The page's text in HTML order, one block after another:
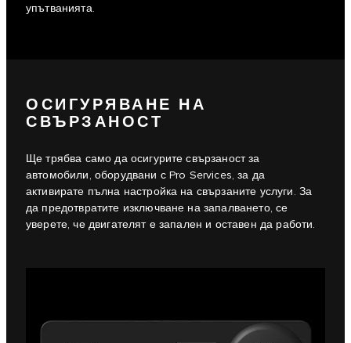
упътванията.
ОСИГУРЯВАНЕ НА
СВЪРЗАНОСТ
Ще трябва само да осигурите свързаност за
автомобили, оборудвани с Pro Services, за да
активирате пълна настройка на свързаните услуги. За
да предотвратите изключване на запалването, се
уверете, че двигателят е запален и оставен да работи.